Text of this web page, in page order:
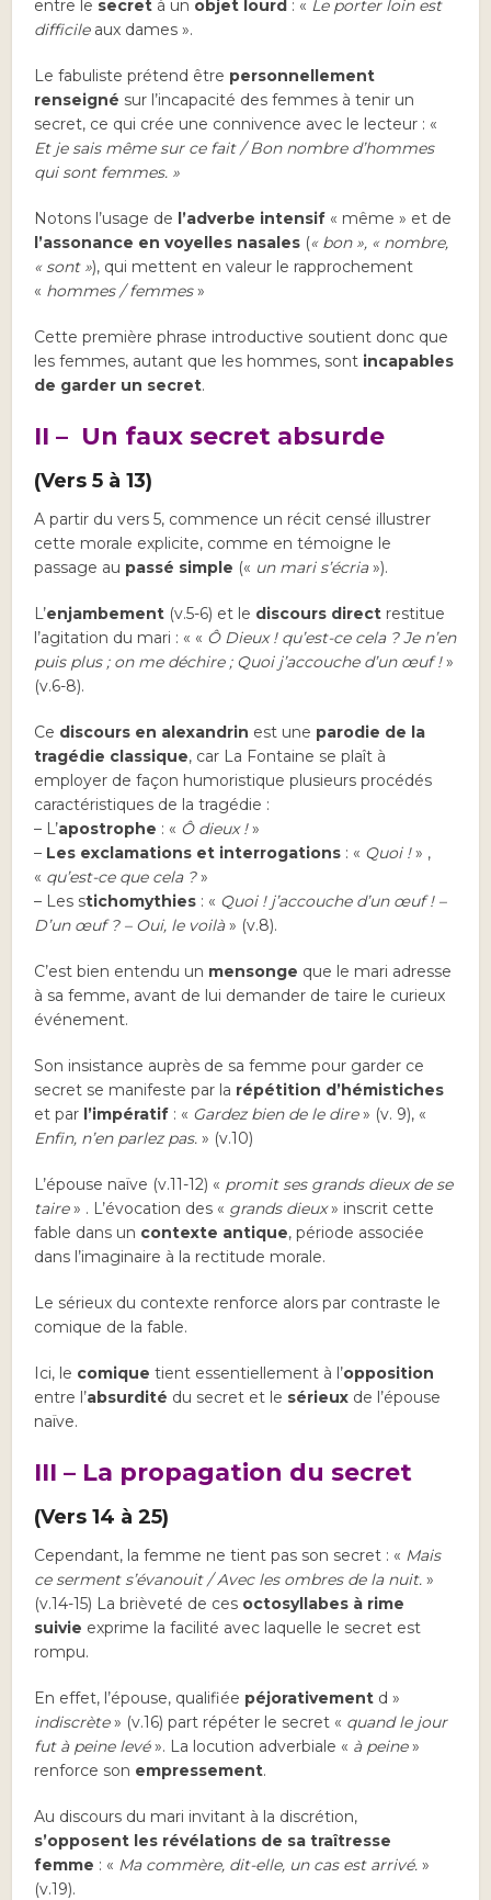
entre le secret à un objet lourd : « Le porter loin est
difficileaux dames ».
Le fabuliste prétend être personnellement
renseigné sur l’incapacité des femmes à tenir un
secret, ce qui crée une connivence avec le lecteur : «
Et je sais même sur ce fait / Bon nombre d’hommes
qui sont femmes. »
Notons l’usage de l’adverbe intensif « même » et de
l’assonance en voyelles nasales (« bon », « nombre,
« sont »), qui mettent en valeur le rapprochement
« hommes / femmes»
Cette première phrase introductive soutient donc que
les femmes, autant que les hommes, sont incapables
de garder un secret.
II – Un faux secret absurde
(Vers 5 à 13)
A partir du vers 5, commence un récit censé illustrer
cette morale explicite, comme en témoigne le
passage au passé simple (« un mari s’écria»).
L’enjambement (v.5-6) et le discours direct restitue
l’agitation du mari : « « Ô Dieux ! qu’est-ce cela ? Je n’en
puis plus ; on me déchire ; Quoi j’accouche d’un œuf !»
(v.6-8).
Ce discours en alexandrin est une parodie de la
tragédie classique, car La Fontaine se plaît à
employer de façon humoristique plusieurs procédés
caractéristiques de la tragédie :
– L’apostrophe : « Ô dieux !»
– Les exclamations et interrogations : « Quoi !» ,
« qu’est-ce que cela ?»
– Les stichomythies : « Quoi ! j’accouche d’un œuf ! –
D’un œuf ? – Oui, le voilà» (v.8).
C’est bien entendu un mensonge que le mari adresse
à sa femme, avant de lui demander de taire le curieux
événement.
Son insistance auprès de sa femme pour garder ce
secret se manifeste par la répétition d’hémistiches
et par l’impératif : « Gardez bien de le dire» (v. 9), «
Enfin, n’en parlez pas. » (v.10)
L’épouse naïve (v.11-12) « promit ses grands dieux de se
taire» . L’évocation des « grands dieux» inscrit cette
fable dans un contexte antique, période associée
dans l’imaginaire à la rectitude morale.
Le sérieux du contexte renforce alors par contraste le
comique de la fable.
Ici, le comiquetient essentiellement à l’opposition
entre l’absurdité du secret et le sérieux de l’épouse
naïve.
III – La propagation du secret
(Vers 14 à 25)
Cependant, la femme ne tient pas son secret : « Mais
ce serment s’évanouit / Avec les ombres de la nuit. »
(v.14-15) La brièveté de ces octosyllabes à rime
suivie exprime la facilité avec laquelle le secret est
rompu.
En effet, l’épouse, qualifiée péjorativement d »
indiscrète» (v.16) part répéter le secret « quand le jour
fut à peine levé». La locution adverbiale « à peine»
renforce son empressement.
Au discours du mari invitant à la discrétion,
s’opposent les révélations de sa traîtresse
femme : « Ma commère, dit-elle, un cas est arrivé. »
(v.19).